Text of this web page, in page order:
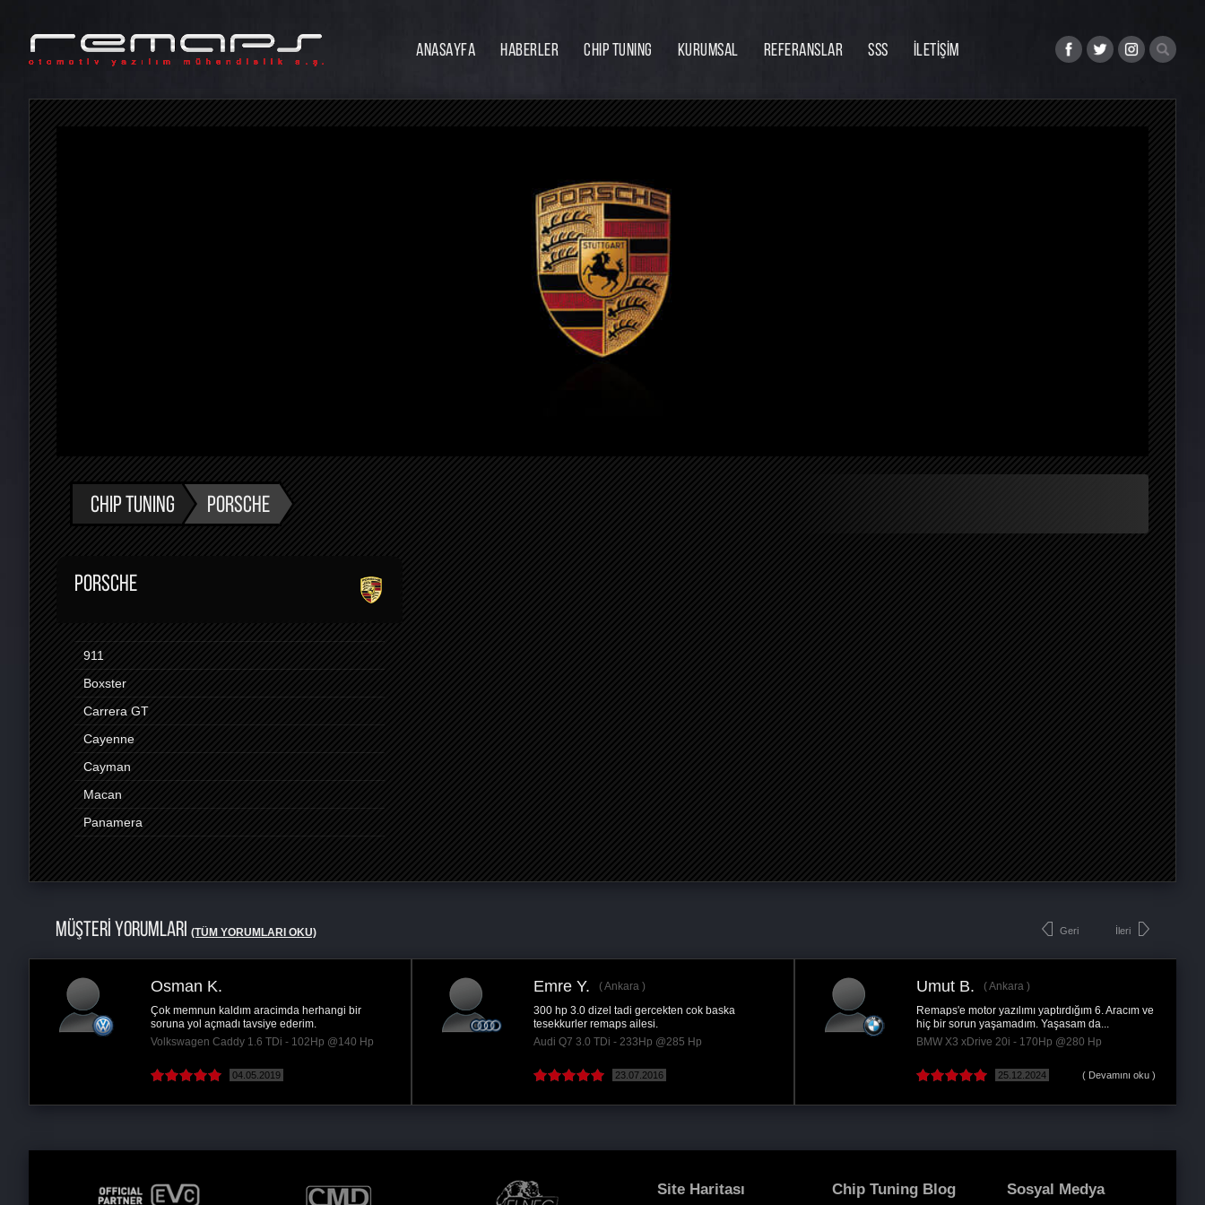
ANASAYFA HABERLER CHIP TUNING KURUMSAL REFERANSLAR SSS İLETİŞİM
CHIP TUNING PORSCHE
PORSCHE
911
Boxster
Carrera GT
Cayenne
Cayman
Macan
Panamera
MÜŞTERİ YORUMLARI (TÜM YORUMLARI OKU) Geri
Osman K.
Çok memnun kaldım aracimda herhangi bir
soruna yol açmadı tavsiye ederim.
Volkswagen Caddy 1.6 TDi - 102Hp @140 Hp
04.05.2019
Emre Y.
300 hp 3.0 dizel tadi gercekten cok baska
tesekkurler remaps ailesi.
Audi Q7 3.0 TDi - 233Hp @285 Hp
23.07.2016
Umut B.
Remaps'e motor yazılımı yaptırdığım 6. Aracım ve
hiç bir sorun yaşamadım. Yaşasam da...
BMW X3 xDrive 20i - 170Hp @280 Hp
25.12.2024 ( Devamını oku )
İleri
Site Haritası Chip Tuning Blog Sosyal Medya